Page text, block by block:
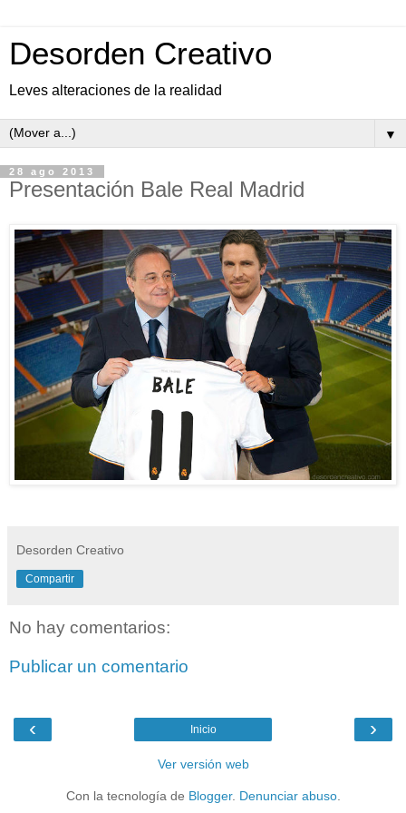
Desorden Creativo
Leves alteraciones de la realidad
▼
28 ago 2013
Presentación Bale Real Madrid
Desorden Creativo
Compartir
No hay comentarios:
Publicar un comentario
‹ ›
Inicio
Ver versión web
Con la tecnología de Blogger. Denunciar abuso.